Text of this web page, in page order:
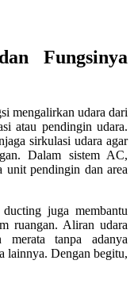
Fungsinya
mengalirkan udara dari
atau pendingin udara.
sirkulasi udara agar
Dalam sistem AC,
unit pendingin dan area
juga membantu
ruangan. Aliran udara
merata tanpa adanya
lainnya. Dengan begitu,